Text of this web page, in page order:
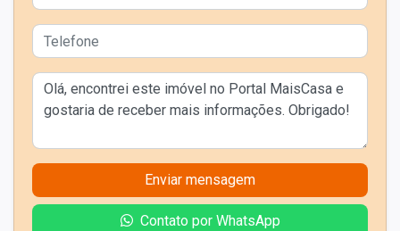
Enviar mensagem
Contato por WhatsApp